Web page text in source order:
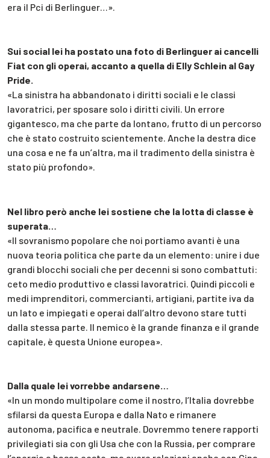
era il Pci di Berlinguer…».
Sui social lei ha postato una foto di Berlinguer ai cancelli
Fiat con gli operai, accanto a quella di Elly Schlein al Gay
Pride.
«La sinistra ha abbandonato i diritti sociali e le classi
lavoratrici, per sposare solo i diritti civili. Un errore
gigantesco, ma che parte da lontano, frutto di un percorso
che è stato costruito scientemente. Anche la destra dice
una cosa e ne fa un’altra, ma il tradimento della sinistra è
stato più profondo».
Nel libro però anche lei sostiene che la lotta di classe è
superata…
«Il sovranismo popolare che noi portiamo avanti è una
nuova teoria politica che parte da un elemento: unire i due
grandi blocchi sociali che per decenni si sono combattuti:
ceto medio produttivo e classi lavoratrici. Quindi piccoli e
medi imprenditori, commercianti, artigiani, partite iva da
un lato e impiegati e operai dall’altro devono stare tutti
dalla stessa parte. Il nemico è la grande finanza e il grande
capitale, è questa Unione europea».
Dalla quale lei vorrebbe andarsene…
«In un mondo multipolare come il nostro, l’Italia dovrebbe
sfilarsi da questa Europa e dalla Nato e rimanere
autonoma, pacifica e neutrale. Dovremmo tenere rapporti
privilegiati sia con gli Usa che con la Russia, per comprare